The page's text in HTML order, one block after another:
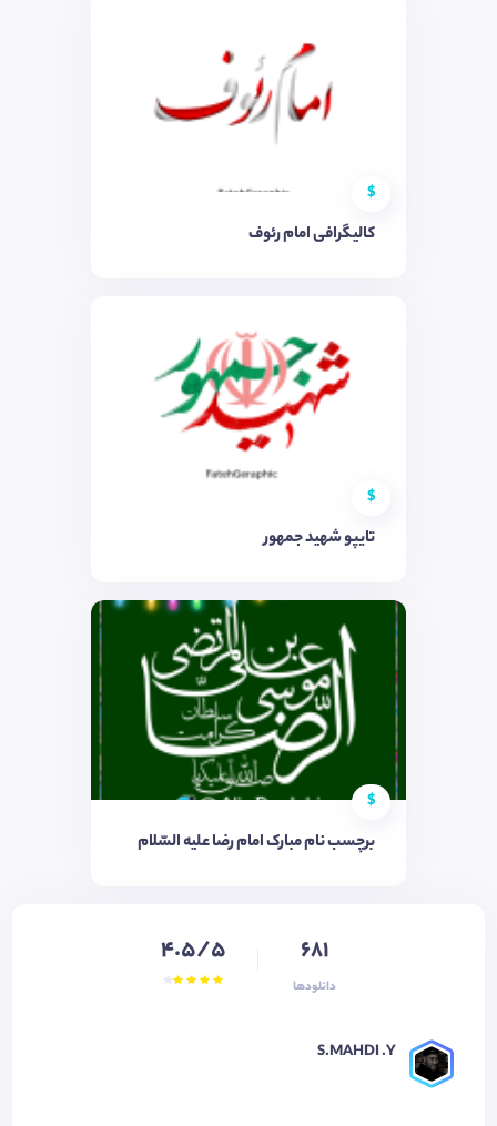
$
کالیگرافی امام رئوف
$
تایپو شهید جمهور
$
برچسب نام مبارک امام رضا علیه السّلام
681
دانلودها
4.5/5
S.MAHDI .Y